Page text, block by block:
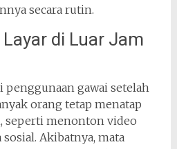
secara rutin.
di Luar Jam
penggunaan gawai setelah
orang tetap menatap
seperti menonton video
Akibatnya, mata